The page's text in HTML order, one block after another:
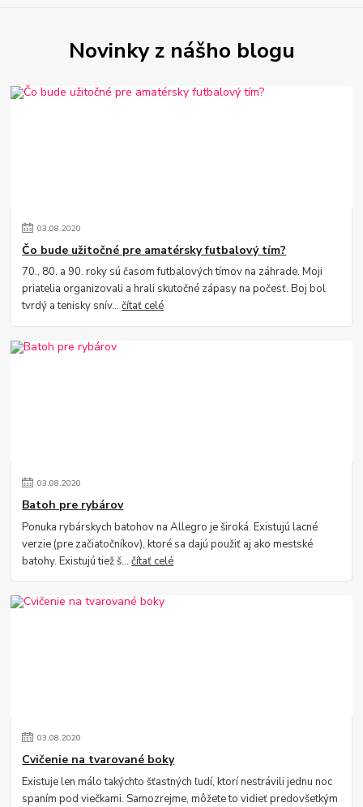
Novinky z nášho blogu
03.08.2020
Čo bude užitočné pre amatérsky futbalový tím?
70., 80. a 90. roky sú časom futbalových tímov na záhrade. Moji
priatelia organizovali a hrali skutočné zápasy na počesť. Boj bol
tvrdý a tenisky snív...čítať celé
03.08.2020
Batoh pre rybárov
Ponuka rybárskych batohov na Allegro je široká. Existujú lacné
verzie (pre začiatočníkov), ktoré sa dajú použiť aj ako mestské
batohy. Existujú tiež š...čítať celé
03.08.2020
Cvičenie na tvarované boky
Existuje len málo takýchto šťastných ľudí, ktorí nestrávili jednu noc
spaním pod viečkami. Samozrejme, môžete to vidieť predovšetkým